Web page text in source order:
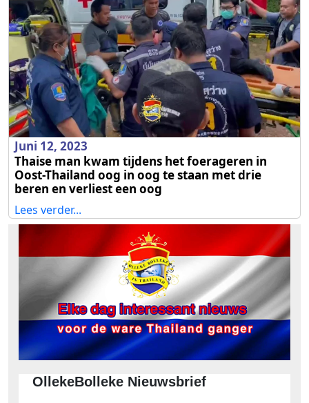
Juni 12, 2023
Thaise man kwam tijdens het foerageren in
Oost-Thailand oog in oog te staan met drie
beren en verliest een oog
Lees verder...
OllekeBolleke Nieuwsbrief